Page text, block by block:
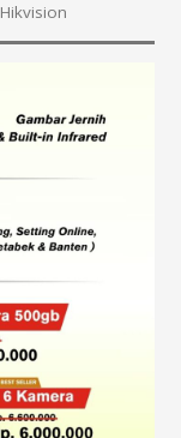
Hikvision